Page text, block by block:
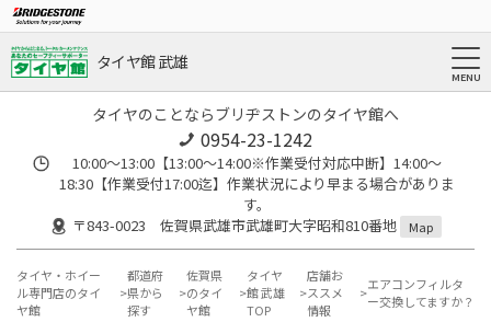
タイヤ館 武雄
タイヤのことならブリヂストンのタイヤ館へ
0954-23-1242
10:00～13:00【13:00～14:00※作業受付対応中断】14:00～
18:30【作業受付17:00迄】作業状況により早まる場合がありま
す。
〒843-0023 佐賀県武雄市武雄町大字昭和810番地
Map
タイヤ・ホイー
ル専門店のタイ
ヤ館
都道府
県から
探す
佐賀県
のタイ
ヤ館
タイヤ
館 武雄
TOP
店舗お
ススメ
情報
エアコンフィルタ
ー交換してますか？